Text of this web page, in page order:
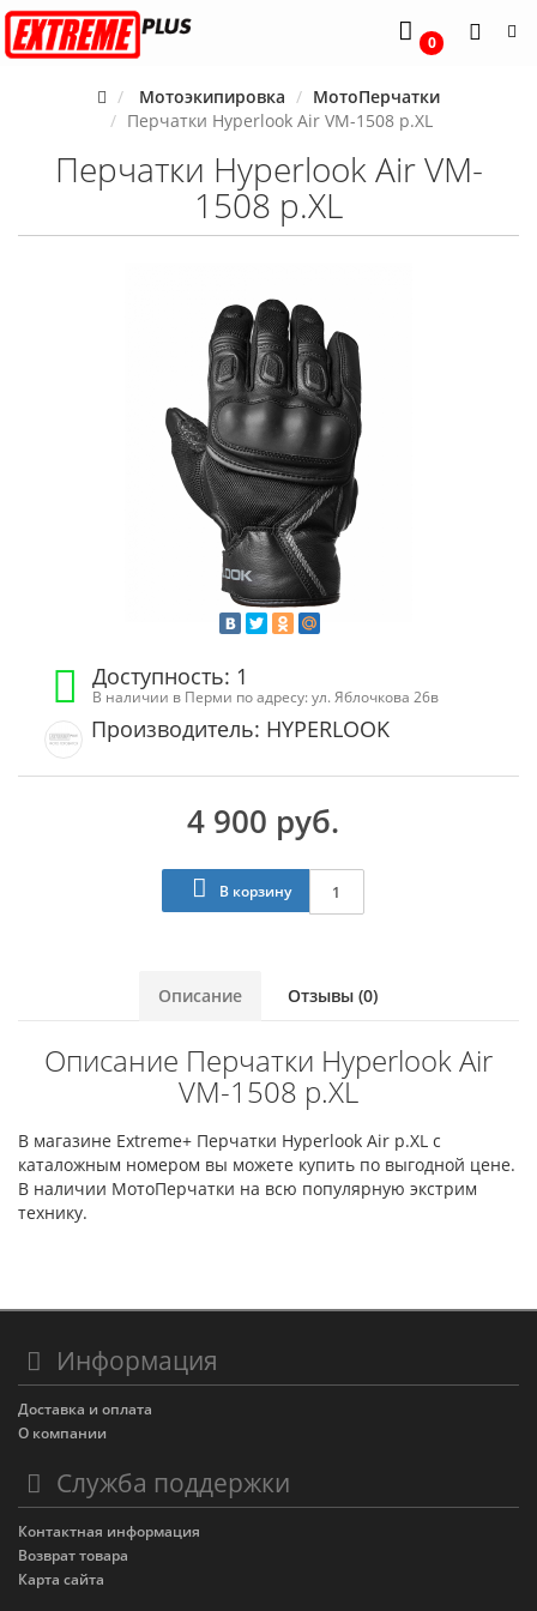
0
Мотоэкипировка
МотоПерчатки
Перчатки Hyperlook Air VM-1508 p.XL
Перчатки Hyperlook Air VM-
1508 p.XL
Доступность: 1
В наличии в Перми по адресу: ул. Яблочкова 26в
Производитель: HYPERLOOK
4 900 руб.
В корзину
Описание Отзывы (0)
Описание Перчатки Hyperlook Air
VM-1508 p.XL
В магазине Extreme+ Перчатки Hyperlook Air p.XL с
каталожным номером вы можете купить по выгодной цене.
В наличии МотоПерчатки на всю популярную экстрим
технику.
Информация
Доставка и оплата
О компании
Служба поддержки
Контактная информация
Возврат товара
Карта сайта